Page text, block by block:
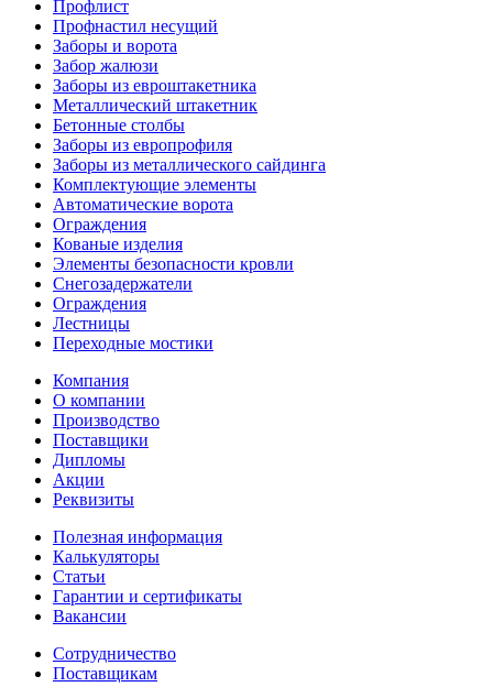
Профлист
Профнастил несущий
Заборы и ворота
Забор жалюзи
Заборы из евроштакетника
Металлический штакетник
Бетонные столбы
Заборы из европрофиля
Заборы из металлического сайдинга
Комплектующие элементы
Автоматические ворота
Ограждения
Кованые изделия
Элементы безопасности кровли
Снегозадержатели
Ограждения
Лестницы
Переходные мостики
Компания
О компании
Производство
Поставщики
Дипломы
Акции
Реквизиты
Полезная информация
Калькуляторы
Статьи
Гарантии и сертификаты
Вакансии
Сотрудничество
Поставщикам